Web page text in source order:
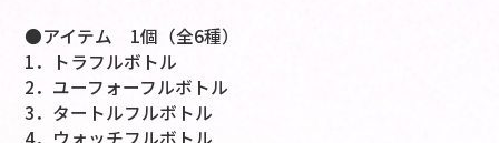
●アイテム 1個（全6種）
1．トラフルボトル
2．ユーフォーフルボトル
3．タートルフルボトル